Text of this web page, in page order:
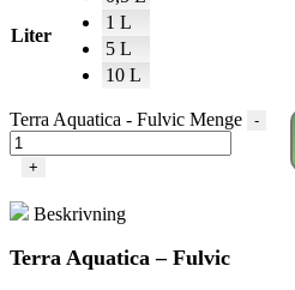
Liter
1 L
5 L
10 L
Terra Aquatica - Fulvic Menge -
+
Beskrivning
Terra Aquatica – Fulvic